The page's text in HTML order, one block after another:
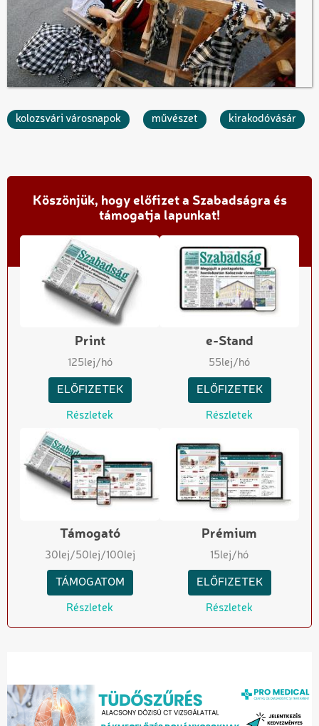
kolozsvári városnapok művészet kirakodóvásár
Köszönjük, hogy előfizet a Szabadságra és
támogatja lapunkat!
Print
125lej/hó
ELŐFIZETEK
Részletek
e-Stand
55lej/hó
ELŐFIZETEK
Részletek
Támogató
30lej/50lej/100lej
TÁMOGATOM
Részletek
Prémium
15lej/hó
ELŐFIZETEK
Részletek